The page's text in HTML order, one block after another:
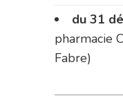
du 31
pharmacie
Fabre)